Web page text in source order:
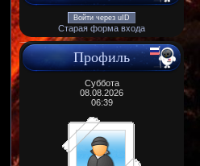
Войти через uID
Старая форма входа
Профиль
Суббота
08.08.2026
06:39